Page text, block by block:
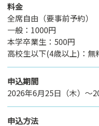
料金
全席自由（要事前予約）
一般：1000円
本学卒業生：500円
高校生以下(4歳以上)：無
申込期間
2026年6月25日（木）～
申込方法